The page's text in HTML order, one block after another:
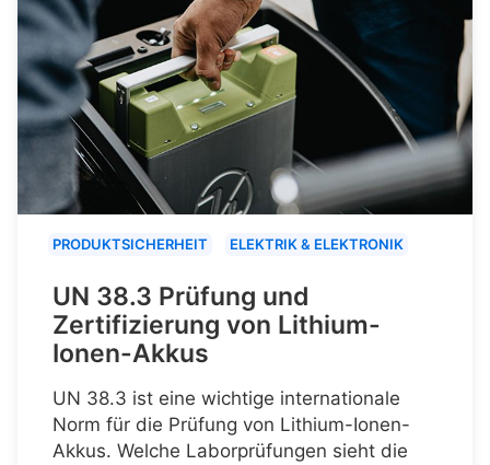
PRODUKTSICHERHEIT ELEKTRIK & ELEKTRONIK
UN 38.3 Prüfung und
Zertifizierung von Lithium-
Ionen-Akkus
UN 38.3 ist eine wichtige internationale
Norm für die Prüfung von Lithium-Ionen-
Akkus. Welche Laborprüfungen sieht die